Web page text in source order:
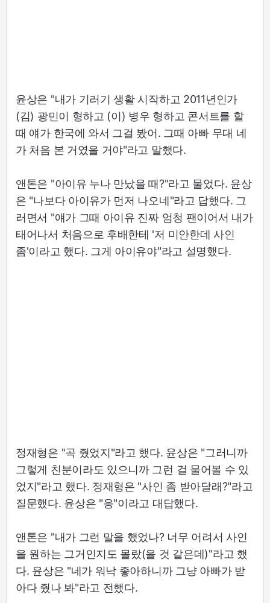
윤상은 "내가 기러기 생활 시작하고 2011년인가
(김) 광민이 형하고 (이) 병우 형하고 콘서트를 할
때 얘가 한국에 와서 그걸 봤어. 그때 아빠 무대 네
가 처음 본 거였을 거야"라고 말했다.
앤톤은 "아이유 누나 만났을 때?"라고 물었다. 윤상
은 "나보다 아이유가 먼저 나오네"라고 답했다. 그
러면서 "얘가 그때 아이유 진짜 엄청 팬이어서 내가
태어나서 처음으로 후배한테 '저 미안한데 사인
좀'이라고 했다. 그게 아이유야"라고 설명했다.
정재형은 "곡 줬었지"라고 했다. 윤상은 "그러니까
그렇게 친분이라도 있으니까 그런 걸 물어볼 수 있
었지"라고 했다. 정재형은 "사인 좀 받아달래?"라고
질문했다. 윤상은 "응"이라고 대답했다.
앤톤은 "내가 그런 말을 했었나? 너무 어려서 사인
을 원하는 그거인지도 몰랐(을 것 같은데)"라고 했
다. 윤상은 "네가 워낙 좋아하니까 그냥 아빠가 받
아다 줬나 봐"라고 전했다.